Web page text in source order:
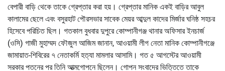
বেপারী বাড়ি থেকে তাকে গ্রেপ্তার করা হয়। গ্রেপ্তার মানিক একই বাড়ির আবুল
কালামের ছেলে এবং বসুরহাট পৌরসভার সাবেক মেয়র আব্দুল কাদের মির্জার ঘনিষ্ঠ সহচর
হিসেবে পরিচিত ছিল। গতকাল বুধবার দুপুরে কোম্পানীগঞ্জ থানার অফিসার ইনচার্জ
(ওসি) গাজী মুহাম্মদ ফৌজুল আজিম জানান, আওয়ামী লীগ নেতা মানিক কোম্পানীগঞ্জে
জামায়াত-শিবিরের ৭ নেতাকর্মি হত্যা মামলার আসামি। গত ৫ আগস্টের আওয়ামী
সরকার পতনের পর তিনি আত্মগোপনে ছিলেন। গোপন সংবাদের ভিত্তিতে তাকে